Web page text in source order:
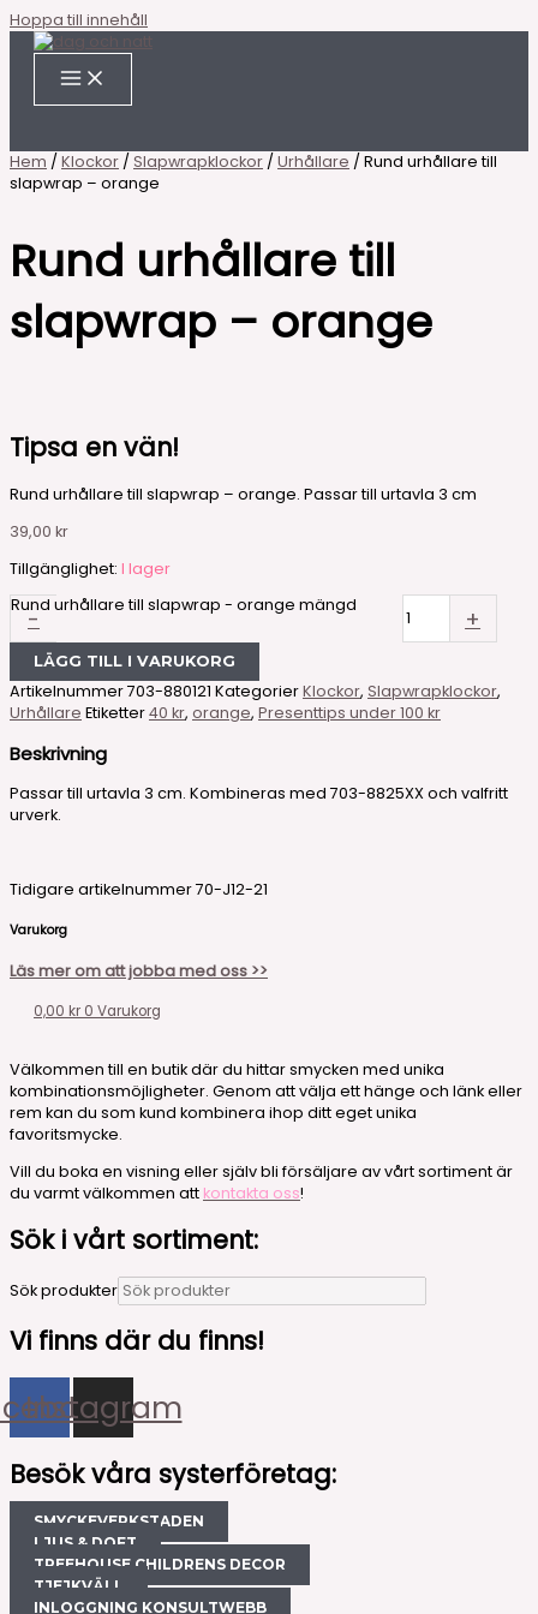
Hoppa till innehåll
Hem / Klockor / Slapwrapklockor / Urhållare / Rund urhållare till
slapwrap – orange
Rund urhållare till
slapwrap – orange
Tipsa en vän!
Rund urhållare till slapwrap – orange. Passar till urtavla 3 cm
39,00 kr
Tillgänglighet: I lager
-
Rund urhållare till slapwrap - orange mängd +
LÄGG TILL I VARUKORG
Artikelnummer703-880121 KategorierKlockor, Slapwrapklockor,
Urhållare Etiketter40 kr, orange, Presenttips under 100 kr
Beskrivning
Passar till urtavla 3 cm. Kombineras med 703-8825XX och valfritt
urverk.
Tidigare artikelnummer 70-J12-21
Varukorg
Läs mer om att jobba med oss >>
0,00 kr 0 Varukorg
Välkommen till en butik där du hittar smycken med unika
kombinationsmöjligheter. Genom att välja ett hänge och länk eller
rem kan du som kund kombinera ihop ditt eget unika
favoritsmycke.
Vill du boka en visning eller själv bli försäljare av vårt sortiment är
du varmt välkommen att kontakta oss!
Sök i vårt sortiment:
Sök produkter
Vi finns där du finns!
Instagram
Besök våra systerföretag:
SMYCKEVERKSTADEN
LJUS & DOFT
TREEHOUSE CHILDRENS DECOR
TJEJKVÄLL
INLOGGNING KONSULTWEBB